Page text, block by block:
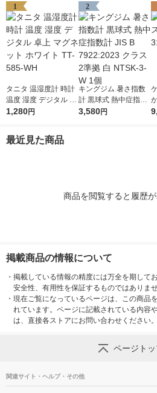
1
タニタ 温湿度計 時計
温度 湿度 デジタル 卓
上 マグネット ホワイ
1,280円
2
キングジム 暑さ指数
計 黒球式 熱中症指数
計 JIS B 7922:2023 ク
3,580円
1
最近見た商品
商品を閲覧すると履歴
掲載商品の情報について
・ 掲載している情報の精度には万全を期して
安全性、有用性を保証するものではありませ
・ 現在ご覧になっているページは、この商品
れています。ページに記載されている内容
は、直接各ストアにお問い合わせください。
ページト
関連サイト・ヘルプ・その他